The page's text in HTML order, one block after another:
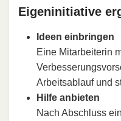
Eigeninitiative
Ideen einbringen
Eine Mitarbeiterin
Arbeitsablauf und
Hilfe anbieten
Nach Abschluss